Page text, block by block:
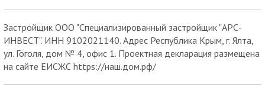
Застройщик ООО "Специализированный застройщик "АРС-
ИНВЕСТ". ИНН 9102021140. Адрес Республика Крым, г. Ялта,
ул. Гоголя, дом № 4, офис 1. Проектная декларация размещена
на сайте ЕИСЖС https://наш.дом.рф/